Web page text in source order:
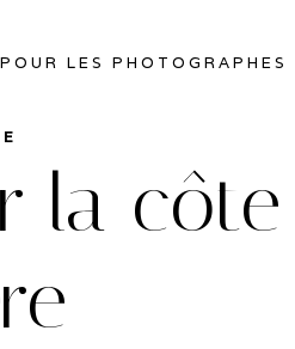
POUR LES PHOTOGRAPHES
la